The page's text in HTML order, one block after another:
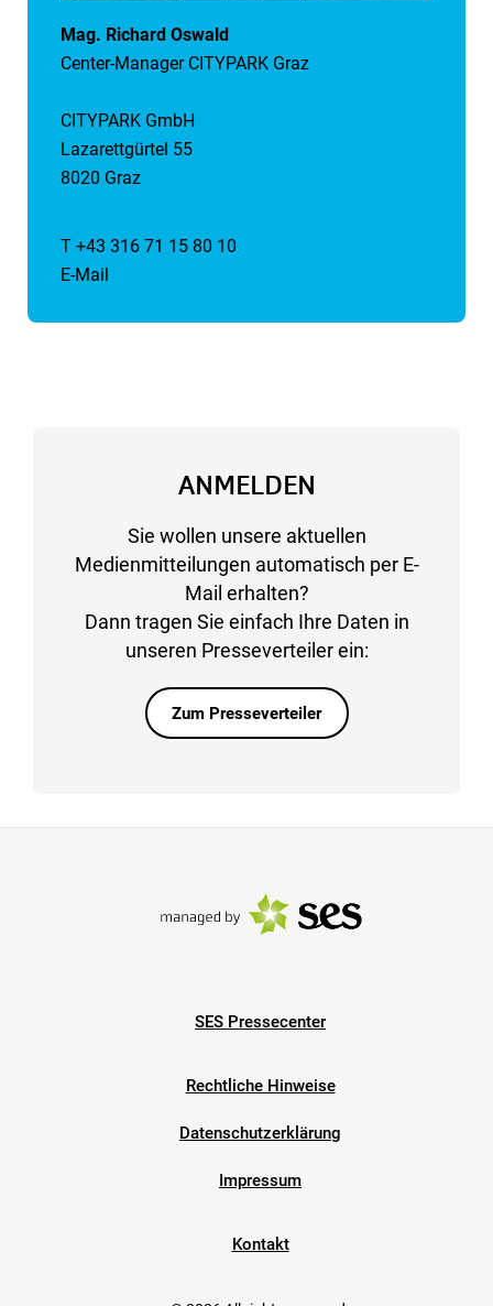
Mag. Richard Oswald
Center-Manager CITYPARK Graz
CITYPARK GmbH
Lazarettgürtel 55
8020 Graz
T +43 316 71 15 80 10
E-Mail
ANMELDEN
Sie wollen unsere aktuellen
Medienmitteilungen automatisch per E-
Mail erhalten?
Dann tragen Sie einfach Ihre Daten in
unseren Presseverteiler ein:
Zum Presseverteiler
SES Pressecenter
Rechtliche Hinweise
Datenschutzerklärung
Impressum
Kontakt